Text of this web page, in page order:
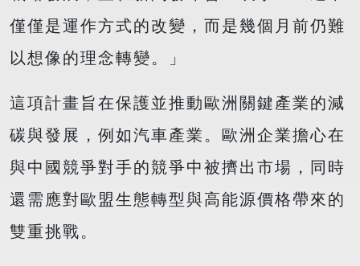
僅僅是運作方式的改變，而是幾個月前仍難
以想像的理念轉變。」
這項計畫旨在保護並推動歐洲關鍵產業的減
碳與發展，例如汽車產業。歐洲企業擔心在
與中國競爭對手的競爭中被擠出市場，同時
還需應對歐盟生態轉型與高能源價格帶來的
雙重挑戰。